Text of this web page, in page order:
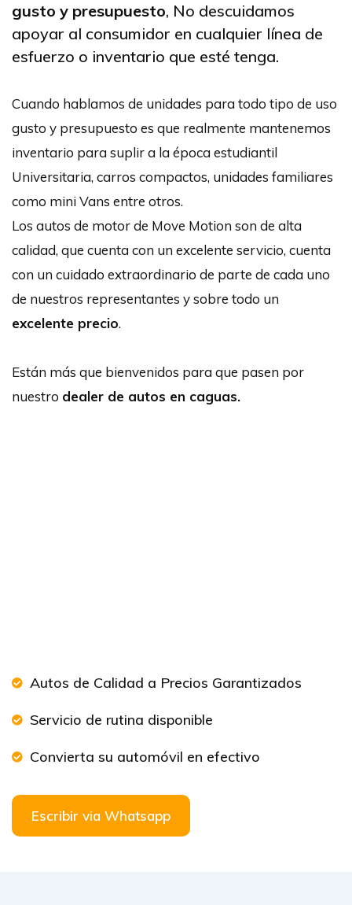
gusto y presupuesto, No descuidamos
apoyar al consumidor en cualquier línea de
esfuerzo o inventario que esté tenga.
Cuando hablamos de unidades para todo tipo de uso
gusto y presupuesto es que realmente mantenemos
inventario para suplir a la época estudiantil
Universitaria, carros compactos, unidades familiares
como mini Vans entre otros.
Los autos de motor de Move Motion son de alta
calidad, que cuenta con un excelente servicio, cuenta
con un cuidado extraordinario de parte de cada uno
de nuestros representantes y sobre todo un
excelente precio.
Están más que bienvenidos para que pasen por
nuestro dealer de autos en caguas.
Autos de Calidad a Precios Garantizados
Servicio de rutina disponible
Convierta su automóvil en efectivo
Escribir via Whatsapp